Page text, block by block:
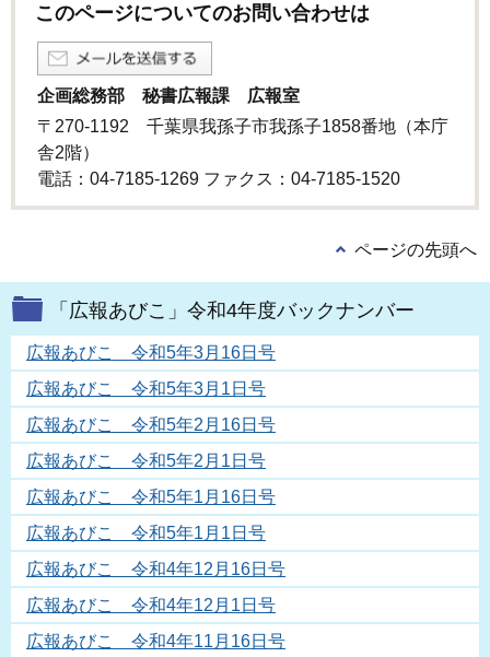
このページについてのお問い合わせは
企画総務部 秘書広報課 広報室
〒270-1192 千葉県我孫子市我孫子1858番地（本庁
舎2階）
電話：04-7185-1269 ファクス：04-7185-1520
ページの先頭へ
「広報あびこ」令和4年度バックナンバー
広報あびこ 令和5年3月16日号
広報あびこ 令和5年3月1日号
広報あびこ 令和5年2月16日号
広報あびこ 令和5年2月1日号
広報あびこ 令和5年1月16日号
広報あびこ 令和5年1月1日号
広報あびこ 令和4年12月16日号
広報あびこ 令和4年12月1日号
広報あびこ 令和4年11月16日号